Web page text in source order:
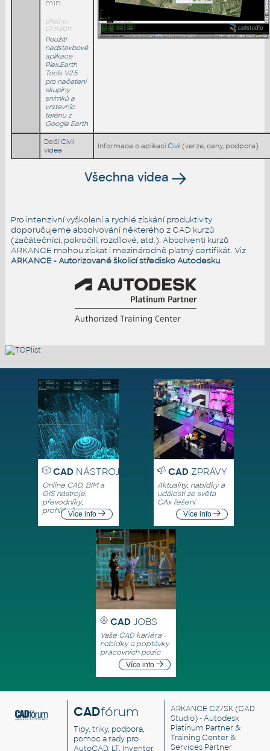
min.
přidáno
07.11.2011
Použití
nadstavbové
aplikace
Plex.Earth
Tools V2.5
pro načetení
skupiny
snímků a
vrstevnic
terénu z
Google Earth
DalšíCivil
videa
Informace o aplikaci Civil(verze, ceny, podpora)
Všechna videa
Pro intenzivní vyškolení a rychlé získání produktivity
doporučujeme absolvování některého z CAD kurzů
(začátečníci, pokročilí, rozdílové, atd.). Absolventi kurzů
ARKANCE mohou získat i mezinárodně platný certifikát. Viz
ARKANCE - Autorizované školicí středisko Autodesku.
CADNÁSTROJE
Online CAD, BIM a
GIS nástroje,
převodníky,
prohlížečeVíce info
CADZPRÁVY
Aktuality, nabídky a
události ze světa
CAx řešení
Více info
CAD JOBS
Vaše CAD kariéra -
nabídky a poptávky
pracovních pozic
Více info
CADfórum
Tipy, triky, podpora,
pomoc a rady pro
AutoCAD, LT, Inventor,
ARKANCE CZ/SK(CAD
Studio) - Autodesk
Platinum Partner &
Training Center &
Services Partner